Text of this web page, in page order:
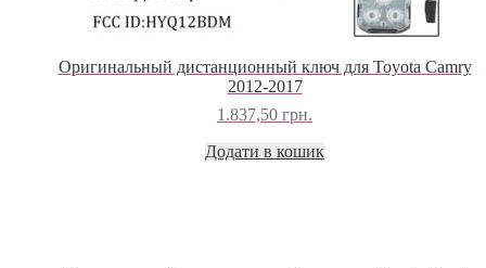
Оригинальный дистанционный ключ для Toyota Camry
2012-2017
1.837,50 грн.
Додати в кошик